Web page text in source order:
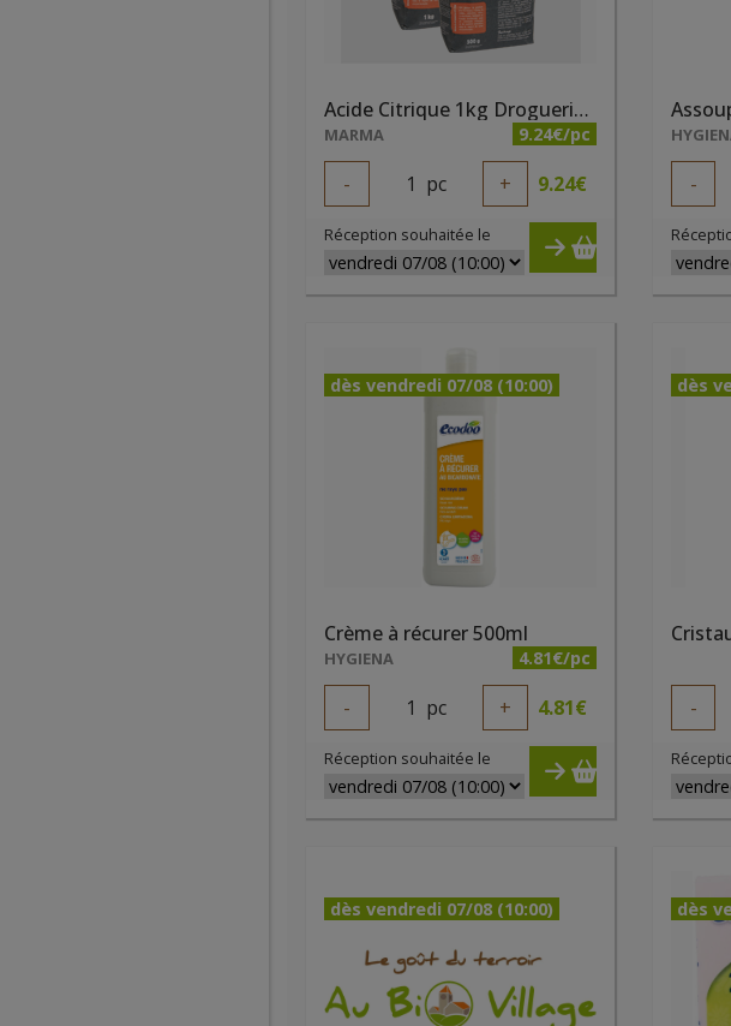
Acide Citrique 1kg Droguerie Ecologique
MARMA 9.24€/pc
- 1 pc + 9.24€
Réception souhaitée le
-
dès vendredi 07/08 (10:00)
Crème à récurer 500ml
HYGIENA 4.81€/pc
- 1 pc + 4.81€
Réception souhaitée le
dès
-
dès vendredi 07/08 (10:00) dès